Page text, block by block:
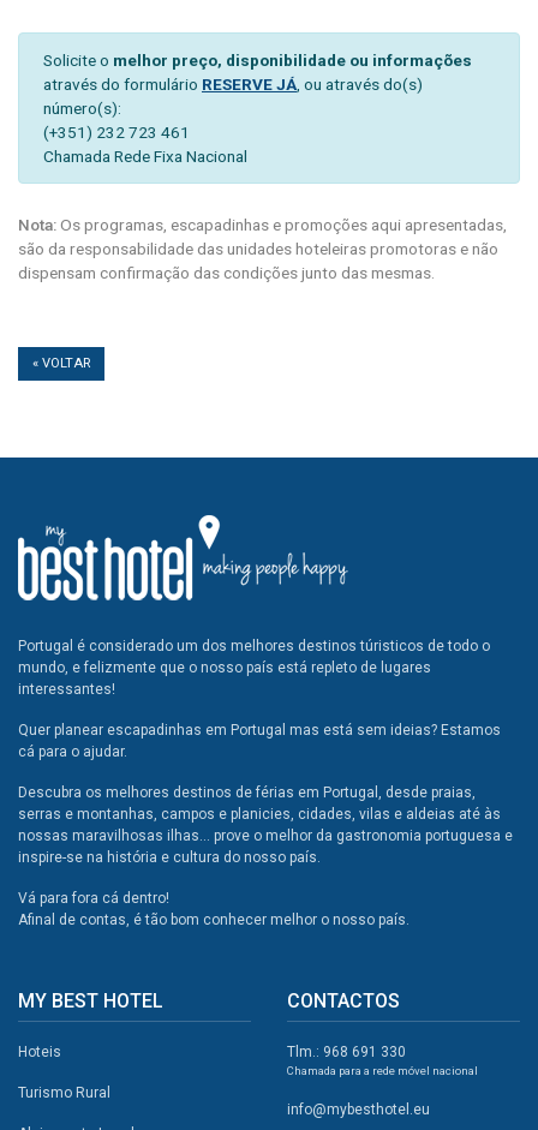
Solicite o melhor preço, disponibilidade ou informações
através do formulário RESERVE JÁ , ou através do(s)
número(s):
(+351) 232 723 461
Chamada Rede Fixa Nacional
Nota:Os programas, escapadinhas e promoções aqui apresentadas,
são da responsabilidade das unidades hoteleiras promotoras e não
dispensam confirmação das condições junto das mesmas.
« VOLTAR
Portugal é considerado um dos melhores destinos túristicos de todo o
mundo, e felizmente que o nosso país está repleto de lugares
interessantes!
Quer planear escapadinhas em Portugal mas está sem ideias? Estamos
cá para o ajudar.
Descubra os melhores destinos de férias em Portugal, desde praias,
serras e montanhas, campos e planicies, cidades, vilas e aldeias até às
nossas maravilhosas ilhas... prove o melhor da gastronomia portuguesa e
inspire-se na história e cultura do nosso país.
Vá para fora cá dentro!
Afinal de contas, é tão bom conhecer melhor o nosso país.
MY BEST HOTEL
Hoteis
Turismo Rural
CONTACTOS
Tlm.: 968 691 330
Chamada para a rede móvel nacional
info@mybesthotel.eu